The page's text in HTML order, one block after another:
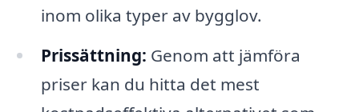
inom olika typer av bygglov.
Prissättning: Genom att jämföra
priser kan du hitta det mest